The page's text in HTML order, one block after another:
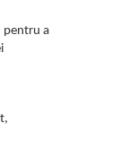
pentru a